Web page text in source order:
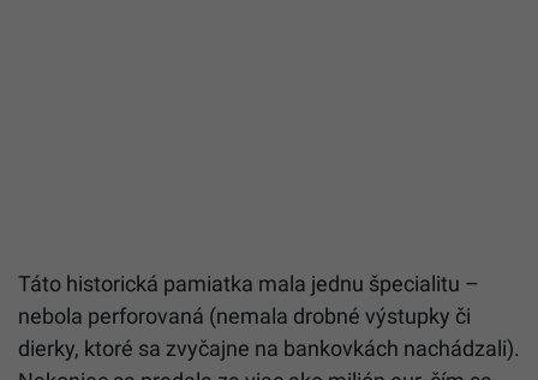
Táto historická pamiatka mala jednu špecialitu –
nebola perforovaná (nemala drobné výstupky či
dierky, ktoré sa zvyčajne na bankovkách nachádzali).